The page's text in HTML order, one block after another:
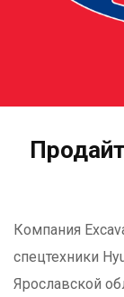
Компания
спецтехники
Ярославской